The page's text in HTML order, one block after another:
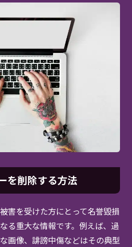
を削除する方法
害を受けた方にとって名誉毀損
る重大な情報です。例えば、過
画像、誹謗中傷などはその典型